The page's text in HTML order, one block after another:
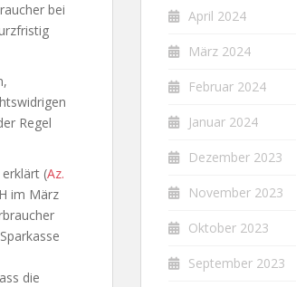
bei
Regel
(Az.
im März
die
April 2024
März 2024
Februar 2024
Januar 2024
Dezember 2023
November 2023
Oktober 2023
September 2023